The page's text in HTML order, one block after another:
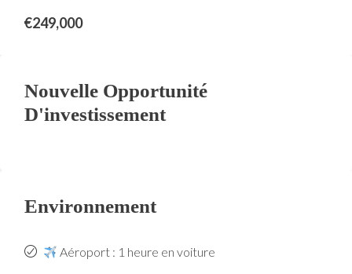
€249,000
Nouvelle Opportunité
D'investissement
Environnement
Aéroport : 1 heure en voiture